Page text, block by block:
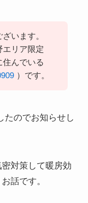
います。
エリア限定
住んでいる
）です。
たのでお知らせし
対策して暖房効
話です。